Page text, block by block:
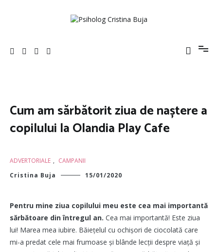
Cum am sărbătorit ziua de naștere a
copilului la Olandia Play Cafe
ADVERTORIALE , CAMPANII
Cristina Buja
15/01/2020
Pentru mine ziua copilului meu este cea mai importantă
sărbătoare din întregul an. Cea mai importantă! Este ziua
lui! Marea mea iubire. Băiețelul cu ochișori de ciocolată care
mi-a predat cele mai frumoase și blânde lecții despre viață și